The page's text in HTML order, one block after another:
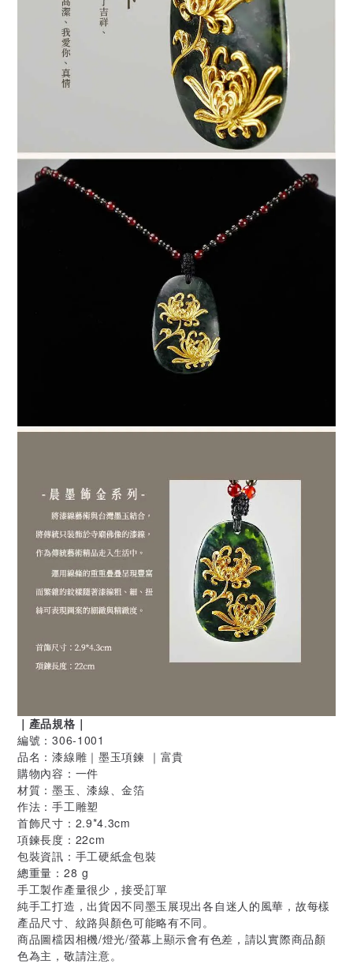
｜產品規格｜
編號：306-1001
品名：漆線雕｜墨玉項鍊 ｜富貴
購物內容：一件
材質：墨玉、漆線、金箔
作法：手工雕塑
首飾尺寸：2.9*4.3cm
項鍊長度：22cm
包裝資訊：手工硬紙盒包裝
總重量：28 g
手工製作產量很少，接受訂單
純手工打造，出貨因不同墨玉展現出各自迷人的風華，故每樣
產品尺寸、紋路與顏色可能略有不同。
商品圖檔因相機/燈光/螢幕上顯示會有色差，請以實際商品顏
色為主，敬請注意。